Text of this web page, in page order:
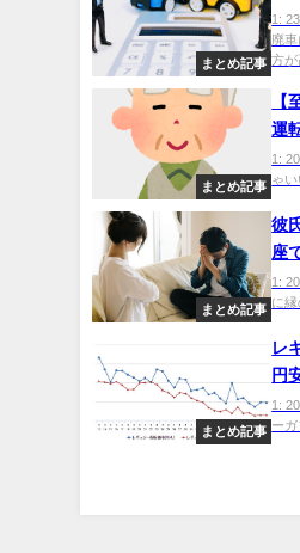
まとめ記事
1:
廃
方が
まとめ記事
【
運
ｗ
1:
ゃ
まとめ記事
彼
座
通
1:
に
まとめ記事
レ
円
1:
ー